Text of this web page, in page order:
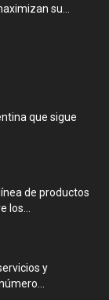
su...
que sigue
de productos
y